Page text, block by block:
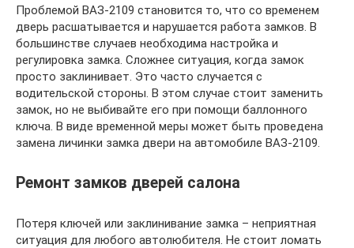
Проблемой ВАЗ-2109 становится то, что со временем
дверь расшатывается и нарушается работа замков. В
большинстве случаев необходима настройка и
регулировка замка. Сложнее ситуация, когда замок
просто заклинивает. Это часто случается с
водительской стороны. В этом случае стоит заменить
замок, но не выбивайте его при помощи баллонного
ключа. В виде временной меры может быть проведена
замена личинки замка двери на автомобиле ВАЗ-2109.
Ремонт замков дверей салона
Потеря ключей или заклинивание замка – неприятная
ситуация для любого автолюбителя. Не стоит ломать